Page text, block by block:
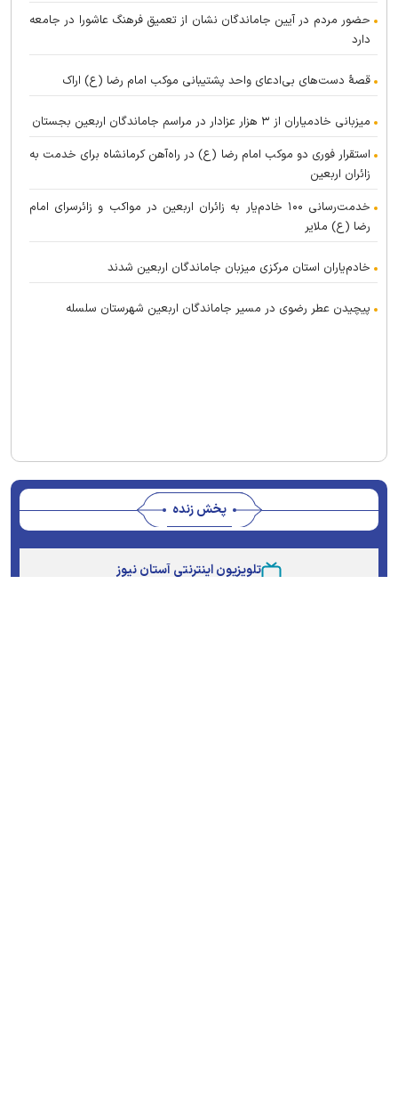
حضور مردم در آیین جاماندگان نشان از تعمیق فرهنگ عاشورا در جامعه
دارد
قصهٔ دست‌های بی‌ادعای واحد پشتیبانی موکب امام رضا (ع) اراک
میزبانی خادمیاران از ۳ هزار عزادار در مراسم جاماندگان اربعین بجستان
استقرار فوری دو موکب امام رضا (ع) در راه‌آهن کرمانشاه برای خدمت به
زائران اربعین
خدمت‌رسانی ۱۰۰ خادم‌یار به زائران اربعین در مواکب و زائرسرای امام
رضا (ع) ملایر
خادم‌یاران استان مرکزی میزبان جاماندگان اربعین شدند
پیچیدن عطر رضوی در مسیر جاماندگان اربعین شهرستان سلسله
پخش زنده
تلویزیون اینترنتی آستان نیوز